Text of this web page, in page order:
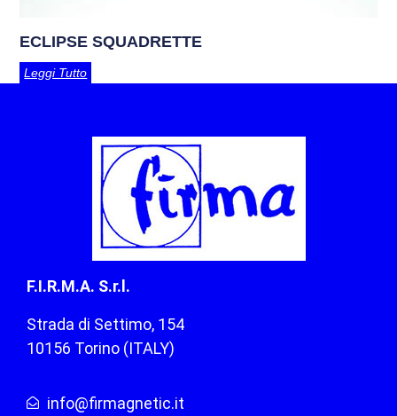
ECLIPSE SQUADRETTE
Leggi Tutto
F.I.R.M.A. S.r.l.
Strada di Settimo, 154
10156 Torino (ITALY)
info@firmagnetic.it